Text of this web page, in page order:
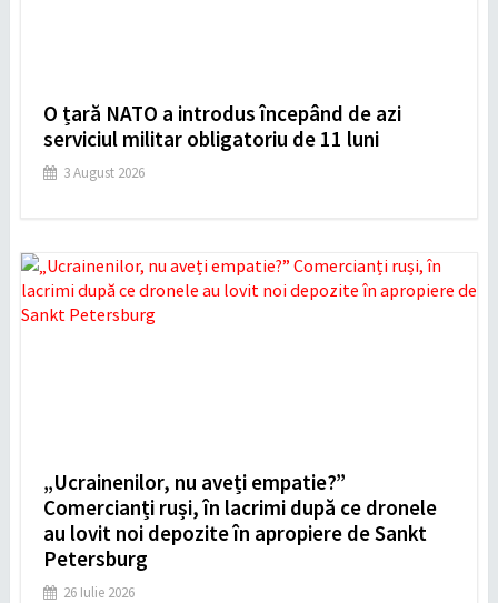
O țară NATO a introdus începând de azi
serviciul militar obligatoriu de 11 luni
3 August 2026
„Ucrainenilor, nu aveți empatie?”
Comercianți ruși, în lacrimi după ce dronele
au lovit noi depozite în apropiere de Sankt
Petersburg
26 Iulie 2026